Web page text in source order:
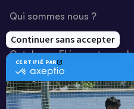
Qui sommes nous ?
Notre savoir-faire
Catalogue Ekinsport pour
Catalogue running Ekinsport
Blog